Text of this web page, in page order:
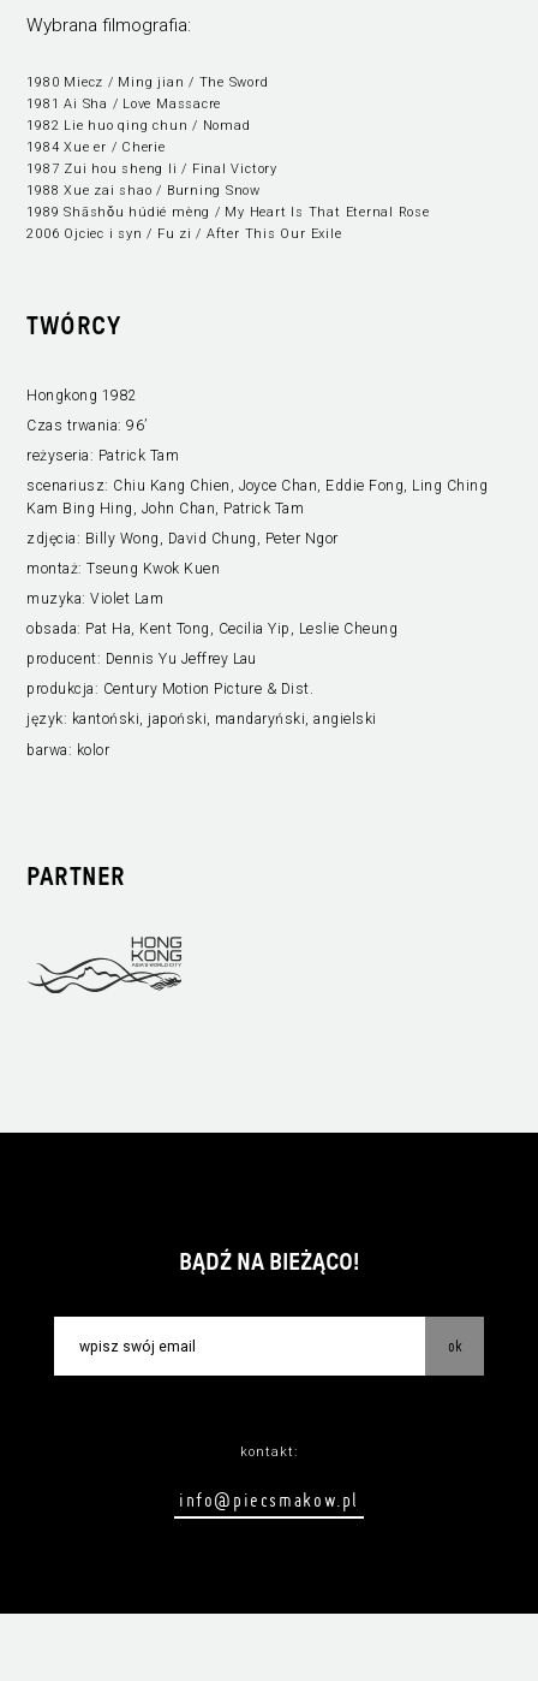
TWÓRCY
Hongkong 1982
Czas trwania: 96’
reżyseria: Patrick Tam
scenariusz: Chiu Kang Chien, Joyce Chan, Eddie Fong, Ling Ching
Kam Bing Hing, John Chan, Patrick Tam
zdjęcia: Billy Wong, David Chung, Peter Ngor
montaż:Tseung Kwok Kuen
muzyka:Violet Lam
obsada: Pat Ha, Kent Tong, Cecilia Yip, Leslie Cheung
producent: Dennis Yu Jeffrey Lau
produkcja: Century Motion Picture & Dist.
język: kantoński, japoński, mandaryński, angielski
barwa: kolor
PARTNER
Wybrana filmografia:
1980 Miecz / Ming jian / The Sword
1981 Ai Sha / Love Massacre
1982 Lie huo qing chun / Nomad
1984 Xue er / Cherie
1987 Zui hou sheng li / Final Victory
1988 Xue zai shao / Burning Snow
1989 Shāshǒu húdié mèng / My Heart Is That Eternal Rose
2006 Ojciec i syn / Fu zi / After This Our Exile
BĄDŹ NA BIEŻĄCO!
ok
kontakt:
info@piecsmakow.pl